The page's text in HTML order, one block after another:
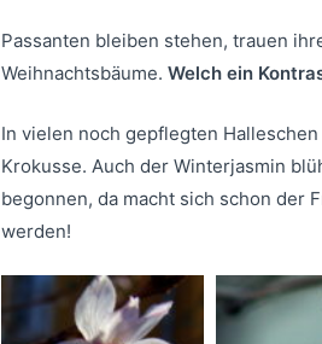
Passanten bleiben stehen, trauen
Weihnachtsbäume. Welch ein
In vielen noch gepflegten
Krokusse. Auch der Winterjasmin
begonnen, da macht sich schon der
werden!